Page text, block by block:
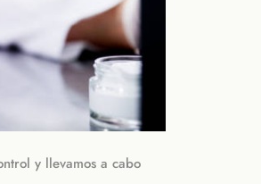
y llevamos a cabo